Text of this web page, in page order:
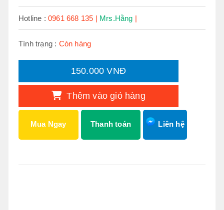
Hotline :0961 668 135 | Mrs.Hằng |
Tình trạng : Còn hàng
150.000 VNĐ
Thêm vào giỏ hàng
Mua Ngay Thanh toán Liên hệ